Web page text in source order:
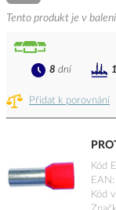
Tento produkt je v
Přidat k porovnání
8 dní
Kód
EAN
Kód